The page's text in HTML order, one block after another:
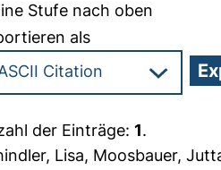
Stufe nach oben
als
der Einträge:1.
Lisa, Moosbauer,